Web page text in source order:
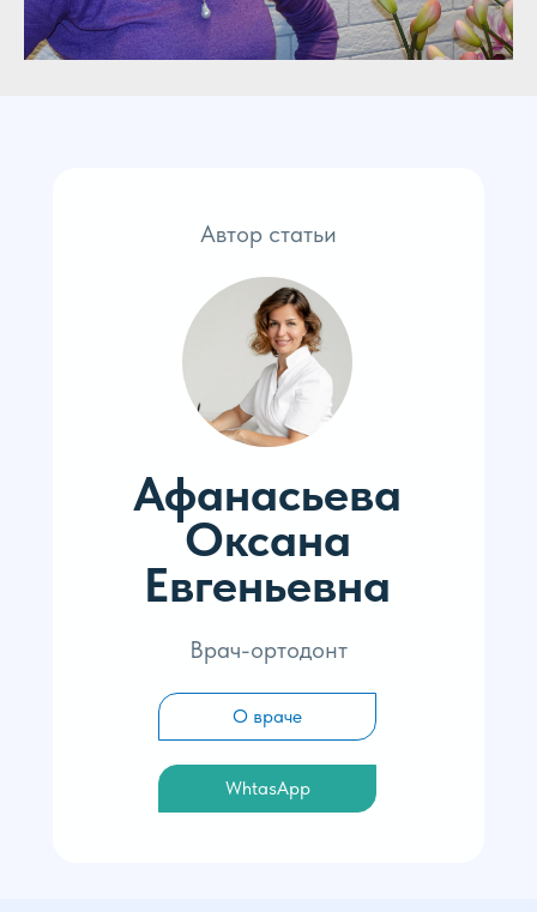
Афанасьева
Оксана
Евгеньевна
О враче
WhtasApp
Врач-ортодонт
Автор статьи